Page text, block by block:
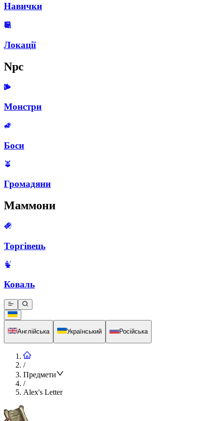
Навички
Локації
Npc
Монстри
Боси
Громадяни
Маммони
Торгівець
Коваль
Англійська Український Російська
/
Предмети
/
Alex's Letter